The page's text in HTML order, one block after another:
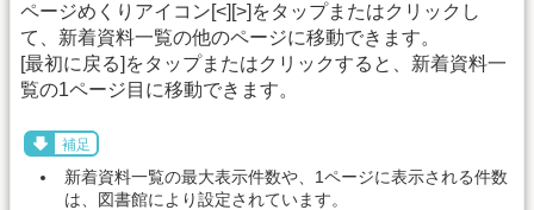
ページめくりアイコン[<][>]をタップまたはクリックし
て、新着資料一覧の他のページに移動できます。
[最初に戻る]をタップまたはクリックすると、新着資料一
覧の1ページ目に移動できます。
補足
新着資料一覧の最大表示件数や、1ページに表示される件数
は、図書館により設定されています。